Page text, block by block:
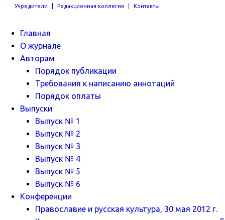
Учредители Редакционная коллегия Контакты
Главная
О журнале
Авторам
Порядок публикации
Требования к написанию аннотаций
Порядок оплаты
Выпуски
Выпуск № 1
Выпуск № 2
Выпуск № 3
Выпуск № 4
Выпуск № 5
Выпуск № 6
Конференции
Православие и русская культура, 30 мая 2012 г.